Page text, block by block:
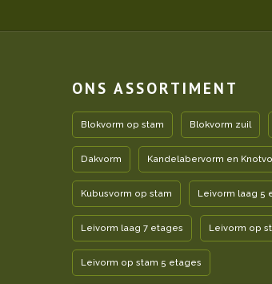
ONS ASSORTIMENT
Blokvorm op stam Blokvorm zuil
Dakvorm Kandelabervorm en
Kubusvorm op stam Leivorm laag 5
Leivorm laag 7 etages Leivorm op
Leivorm op stam 5 etages